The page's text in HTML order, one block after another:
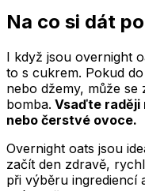
Na co si dát
I když jsou overnight
to s cukrem. Pokud
nebo džemy, může
bomba. Vsaďte raději
nebo čerstvé ovoce.
Overnight oats jsou
začít den zdravě,
při výběru ingrediencí